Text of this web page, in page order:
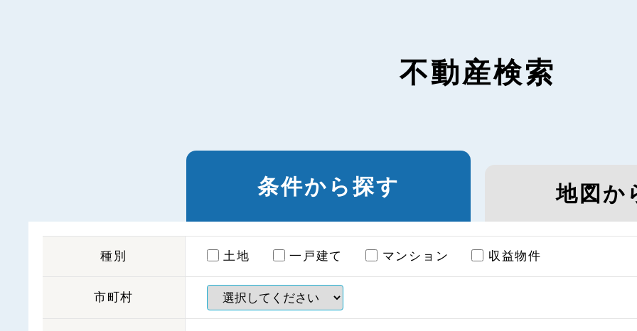
不動産検索
条件から探す 地図か
種別 土地 一戸建て マンション 収益物件
市町村